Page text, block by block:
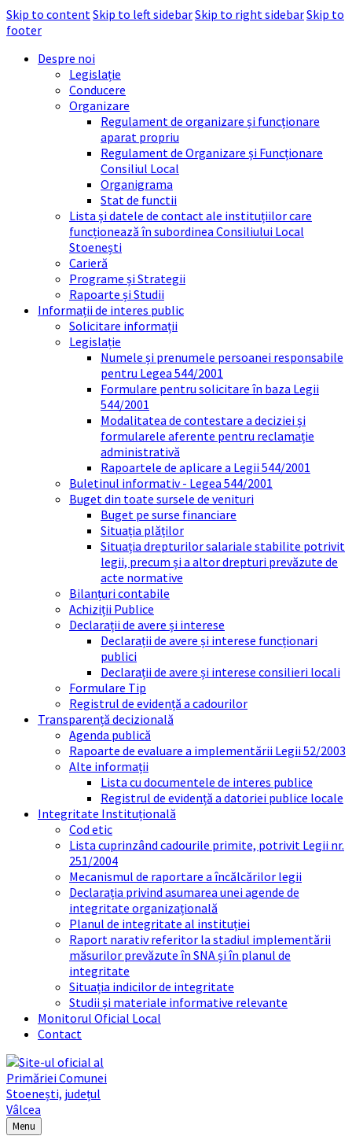
Skip to contentSkip to left sidebarSkip to right sidebarSkip to
footer
Despre noi
Legislație
Conducere
Organizare
Regulament de organizare și funcționare
aparat propriu
Regulament de Organizare și Funcționare
Consiliul Local
Organigrama
Stat de functii
Lista și datele de contact ale instituțiilor care
funcționează în subordinea Consiliului Local
Stoenești
Carieră
Programe și Strategii
Rapoarte și Studii
Informații de interes public
Solicitare informații
Legislație
Numele și prenumele persoanei responsabile
pentru Legea 544/2001
Formulare pentru solicitare în baza Legii
544/2001
Modalitatea de contestare a deciziei și
formularele aferente pentru reclamație
administrativă
Rapoartele de aplicare a Legii 544/2001
Buletinul informativ - Legea 544/2001
Buget din toate sursele de venituri
Buget pe surse financiare
Situația plăților
Situația drepturilor salariale stabilite potrivit
legii, precum și a altor drepturi prevăzute de
acte normative
Bilanțuri contabile
Achiziții Publice
Declarații de avere și interese
Declarații de avere și interese funcționari
publici
Declarații de avere și interese consilieri locali
Formulare Tip
Registrul de evidență a cadourilor
Transparență decizională
Agenda publică
Rapoarte de evaluare a implementării Legii 52/2003
Alte informații
Lista cu documentele de interes publice
Registrul de evidență a datoriei publice locale
Integritate Instituțională
Cod etic
Lista cuprinzând cadourile primite, potrivit Legii nr.
251/2004
Mecanismul de raportare a încălcărilor legii
Declarația privind asumarea unei agende de
integritate organizațională
Planul de integritate al instituției
Raport narativ referitor la stadiul implementării
măsurilor prevăzute în SNA și în planul de
integritate
Situația indicilor de integritate
Studii și materiale informative relevante
Monitorul Oficial Local
Contact
Menu